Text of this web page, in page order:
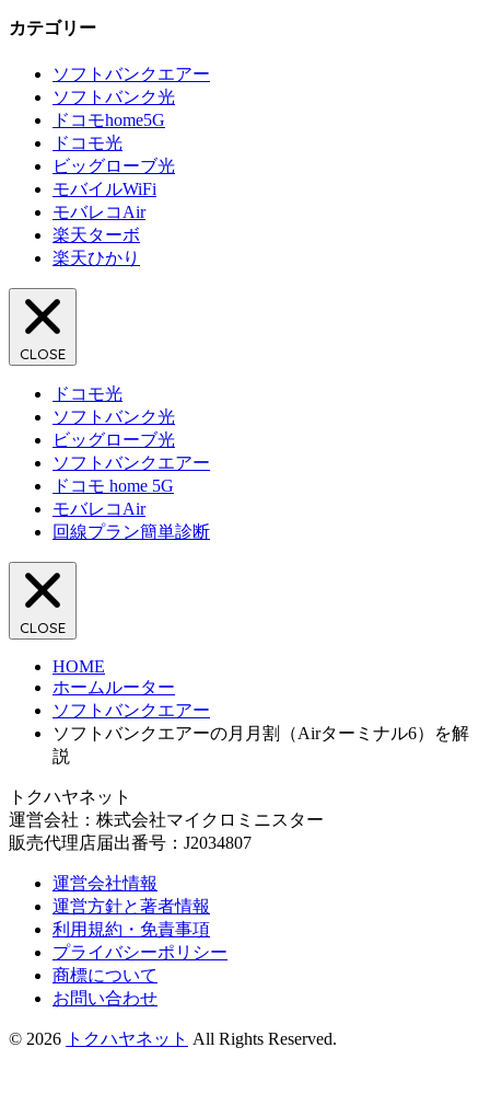
カテゴリー
ソフトバンクエアー
ソフトバンク光
ドコモhome5G
ドコモ光
ビッグローブ光
モバイルWiFi
モバレコAir
楽天ターボ
楽天ひかり
CLOSE
ドコモ光
ソフトバンク光
ビッグローブ光
ソフトバンクエアー
ドコモ home 5G
モバレコAir
回線プラン簡単診断
CLOSE
HOME
ホームルーター
ソフトバンクエアー
ソフトバンクエアーの月月割（Airターミナル6）を解
説
トクハヤネット
運営会社：株式会社マイクロミニスター
販売代理店届出番号：J2034807
運営会社情報
運営方針と著者情報
利用規約・免責事項
プライバシーポリシー
商標について
お問い合わせ
© 2026 トクハヤネット All Rights Reserved.